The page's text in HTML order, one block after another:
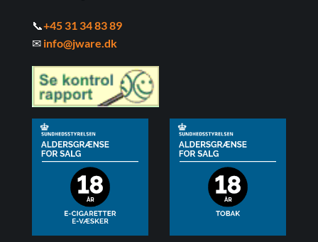
📞+45 31 34 83 89
✉ info@jware.dk